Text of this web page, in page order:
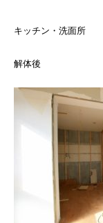
キッチン・洗面所
解体後